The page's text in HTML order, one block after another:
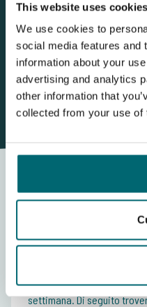
This website uses cookies
We use cookies to
social media features and
information about your
advertising and analytics
other information that
collected from your use of
Lake
Al Windmill Family Lake è
settimana. Di seguito